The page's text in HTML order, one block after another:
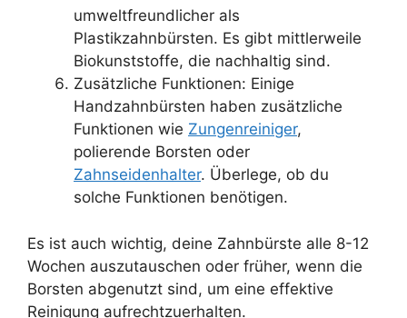
umweltfreundlicher als
Plastikzahnbürsten. Es gibt mittlerweile
Biokunststoffe, die nachhaltig sind.
Zusätzliche Funktionen: Einige
Handzahnbürsten haben zusätzliche
Funktionen wie Zungenreiniger,
polierende Borsten oder
Zahnseidenhalter. Überlege, ob du
solche Funktionen benötigen.
Es ist auch wichtig, deine Zahnbürste alle 8-12
Wochen auszutauschen oder früher, wenn die
Borsten abgenutzt sind, um eine effektive
Reinigung aufrechtzuerhalten.